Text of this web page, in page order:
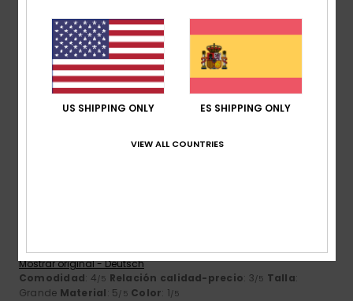
13. julio 2026
Estilo y comodidad
Comodidad: 5/5 Relación calidad-precio: 5/5 Talla:
Demasiado grandeMaterial Color: 5/5
3/5
Mostrar original - Deutsch
Comodidad: 4/5 Relación calidad-precio: 3/5 Talla:
Grande Material: 5/5 Color: 1/5
US SHIPPING ONLY ES SHIPPING ONLY
VIEW ALL COUNTRIES